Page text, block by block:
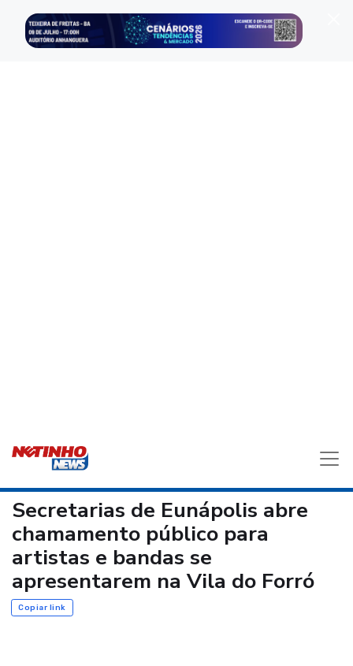
Secretarias de Eunápolis abre
chamamento público para
artistas e bandas se
apresentarem na Vila do Forró
Copiar link